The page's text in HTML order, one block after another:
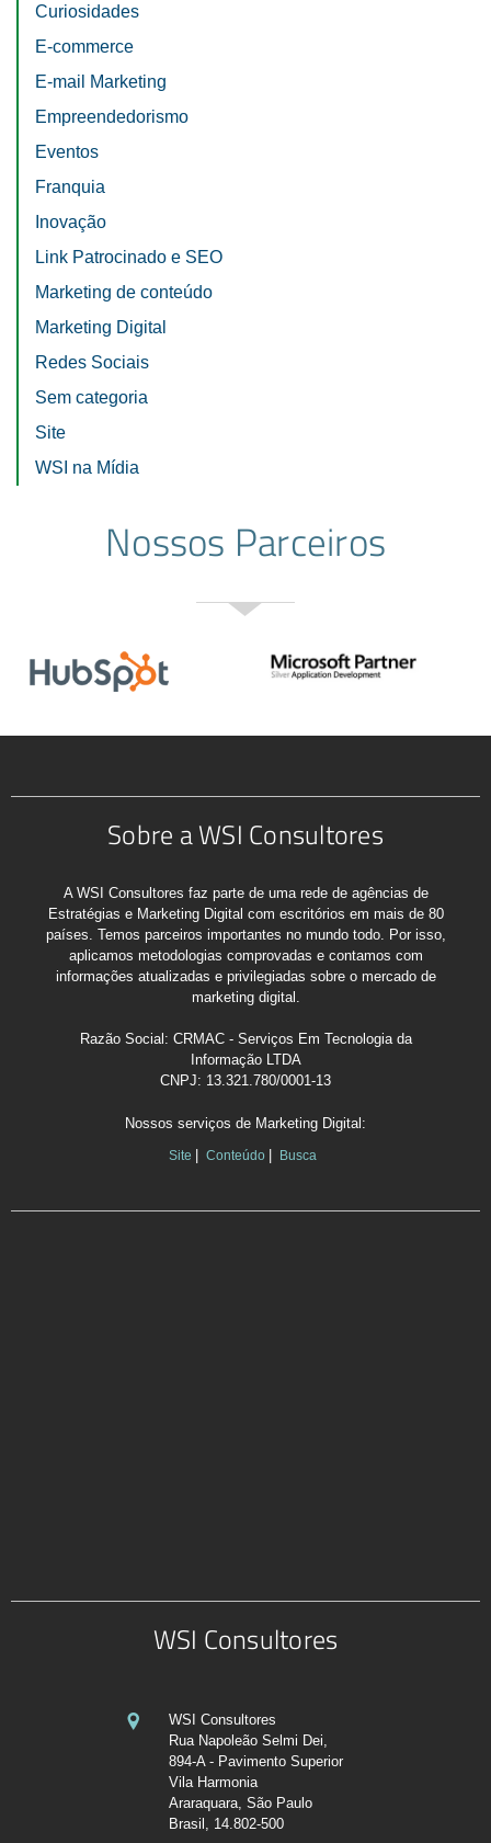
Curiosidades
E-commerce
E-mail Marketing
Empreendedorismo
Eventos
Franquia
Inovação
Link Patrocinado e SEO
Marketing de conteúdo
Marketing Digital
Redes Sociais
Sem categoria
Site
WSI na Mídia
Nossos Parceiros
Sobre a WSI Consultores
A WSI Consultores faz parte de uma rede de agências de
Estratégias e Marketing Digital com escritórios em mais de 80
países. Temos parceiros importantes no mundo todo. Por isso,
aplicamos metodologias comprovadas e contamos com
informações atualizadas e privilegiadas sobre o mercado de
marketing digital.
Razão Social: CRMAC - Serviços Em Tecnologia da
Informação LTDA
CNPJ: 13.321.780/0001-13
Nossos serviços de Marketing Digital:
Site Conteúdo Busca
WSI Consultores
WSI Consultores
Rua Napoleão Selmi Dei,
894-A - Pavimento Superior
Vila Harmonia
Araraquara, São Paulo
Brasil, 14.802-500